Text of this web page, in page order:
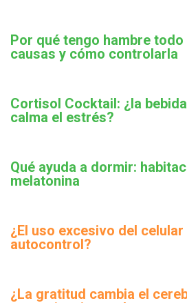
Por qué tengo hambre
causas y cómo controlarla
Cortisol Cocktail: ¿la
calma el estrés?
Qué ayuda a dormir:
melatonina
¿El uso excesivo del
autocontrol?
¿La gratitud cambia el